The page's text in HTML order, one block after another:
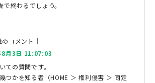
で終わるでしょう。
のコメント｜
月3日 11:07:03
ての質問です。
つかを知る者（HOME ＞ 権利侵害 ＞ 同定